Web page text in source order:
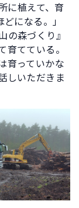
に植えて、育
になる。」
の森づくり』
育てている。
育っていかな
しいただきま